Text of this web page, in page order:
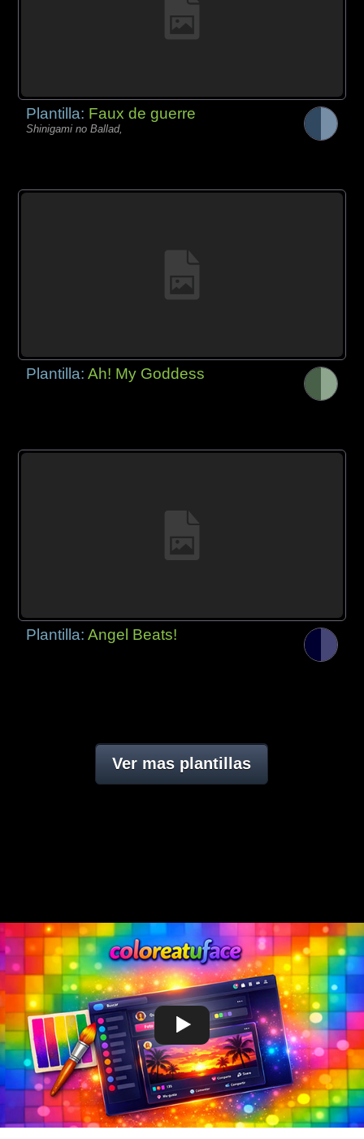
Plantilla: Faux de guerre
Shinigami no Ballad,
Plantilla:Ah! My Goddess
Plantilla:Angel Beats!
Ver mas plantillas